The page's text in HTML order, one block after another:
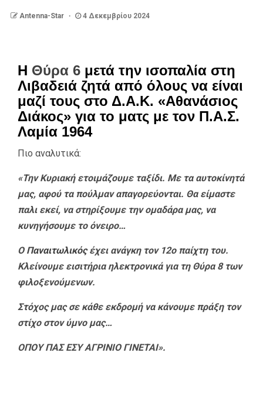
Antenna-Star 4 Δεκεμβρίου 2024
Η Θύρα 6 μετά την ισοπαλία στη
Λιβαδειά ζητά από όλους να είναι
μαζί τους στο Δ.Α.Κ. «Αθανάσιος
Διάκος» για το ματς με τον Π.Α.Σ.
Λαμία 1964
Πιο αναλυτικά:
«Την Κυριακή ετοιμάζουμε ταξίδι. Με τα αυτοκίνητά
μας, αφού τα πούλμαν απαγορεύονται. Θα είμαστε
παλι εκεί, να στηρίξουμε την ομαδάρα μας, να
κυνηγήσουμε το όνειρο…
Ο Παναιτωλικόςέχει ανάγκη τον 12ο παίχτη του.
Κλείνουμε εισιτήρια ηλεκτρονικά για τη Θύρα 8 των
φιλοξενούμενων.
Στόχος μας σε κάθε εκδρομή να κάνουμε πράξη τον
στίχο στον ύμνο μας…
ΟΠΟΥ ΠΑΣ ΕΣΥ ΑΓΡΙΝΙΟ ΓΙΝΕΤΑΙ».